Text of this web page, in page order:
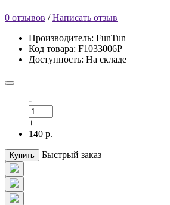
0 отзывов /Написать отзыв
Производитель: FunTun
Код товара: F1033006Р
Доступность: На складе
-
+
140 р.
Купить Быстрый заказ